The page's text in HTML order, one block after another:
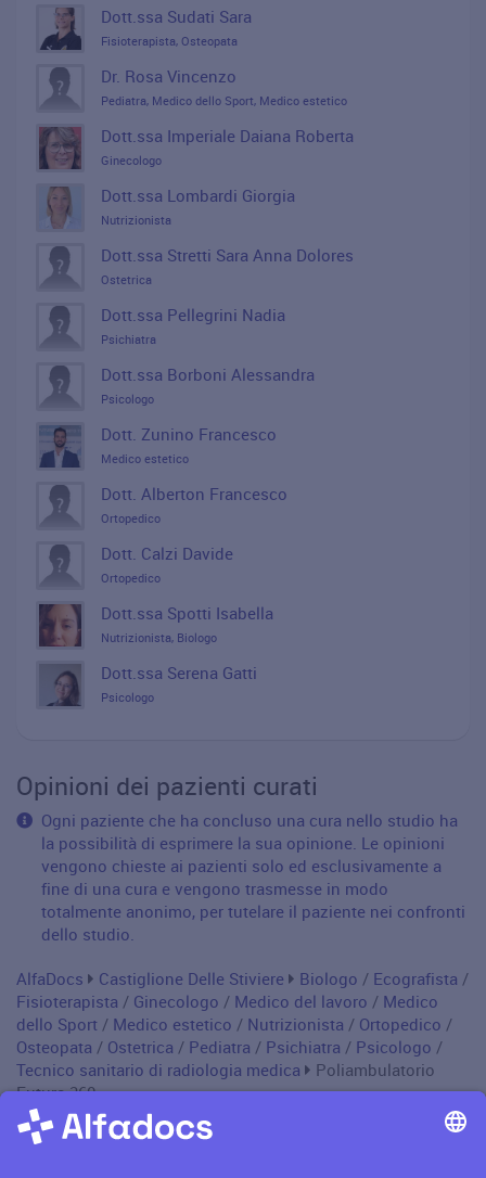
Dott.ssa Sudati Sara
Fisioterapista, Osteopata
Dr. Rosa Vincenzo
Pediatra, Medico dello Sport, Medico estetico
Dott.ssa Imperiale Daiana Roberta
Ginecologo
Dott.ssa Lombardi Giorgia
Nutrizionista
Dott.ssa Stretti Sara Anna Dolores
Ostetrica
Dott.ssa Pellegrini Nadia
Psichiatra
Dott.ssa Borboni Alessandra
Psicologo
Dott. Zunino Francesco
Medico estetico
Dott. Alberton Francesco
Ortopedico
Dott. Calzi Davide
Ortopedico
Dott.ssa Spotti Isabella
Nutrizionista, Biologo
Dott.ssa Serena Gatti
Psicologo
Opinioni dei pazienti curati
Ogni paziente che ha concluso una cura nello studio ha
la possibilità di esprimere la sua opinione. Le opinioni
vengono chieste ai pazienti solo ed esclusivamente a
fine di una cura e vengono trasmesse in modo
totalmente anonimo, per tutelare il paziente nei confronti
dello studio.
AlfaDocs Castiglione Delle Stiviere Biologo / Ecografista /
Fisioterapista / Ginecologo / Medico del lavoro / Medico
dello Sport / Medico estetico / Nutrizionista / Ortopedico /
Osteopata / Ostetrica / Pediatra / Psichiatra / Psicologo /
Tecnico sanitario di radiologia medica
Poliambulatorio
Futura 360